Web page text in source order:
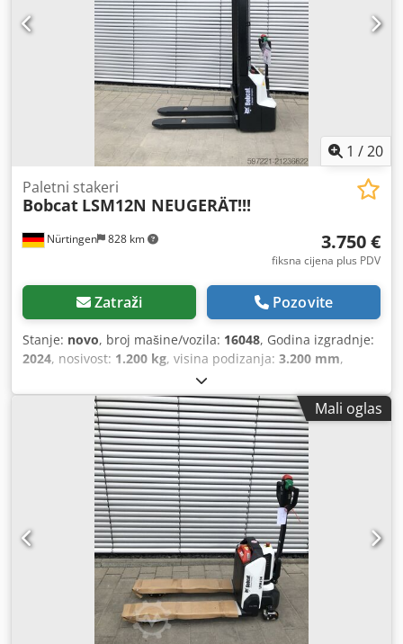
1 /20
Nürtingen 828 km
Paletni stakeri
Bobcat LSM12N NEUGERÄT!!!
3.750 €
fiksna cijena plus PDV
Zatraži Pozovite
Stanje: novo, broj mašine/vozila: 16048, Godina izgradnje:
2024, nosivost: 1.200 kg, visina podizanja: 3.200 mm,
, vrsta goriva:
jarbola:simpleks, građevinska visina:2.080 mm, napon
24 V, duljina vilica:1.150 mm, ukupna masa:576
Mali oglas